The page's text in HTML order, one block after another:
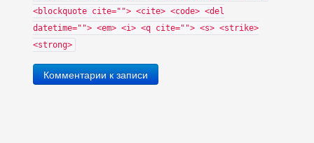
<blockquote cite=""> <cite> <code> <del
datetime=""> <em> <i> <q cite=""> <s> <strike>
<strong>
Комментарии к записи